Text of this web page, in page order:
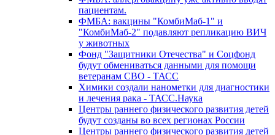
пациентам.
ФМБА: вакцины "КомбиМаб-1" и
"КомбиМаб-2" подавляют репликацию ВИЧ
у животных
Фонд "Защитники Отечества" и Соцфонд
будут обмениваться данными для помощи
ветеранам СВО - ТАСС
Химики создали нанометки для диагностики
и лечения рака - ТАСС.Наука
Центры раннего физического развития детей
будут созданы во всех регионах России
Центры раннего физического развития детей